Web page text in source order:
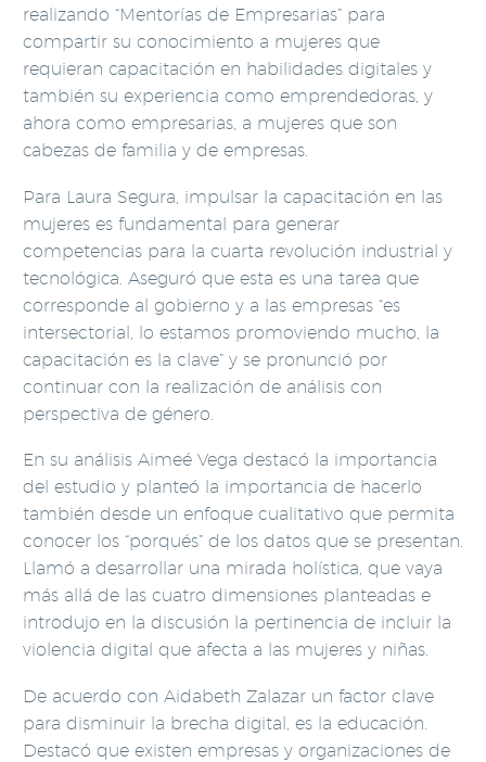
realizando “Mentorías de Empresarias” para
compartir su conocimiento a mujeres que
requieran capacitación en habilidades digitales y
también su experiencia como emprendedoras, y
ahora como empresarias, a mujeres que son
cabezas de familia y de empresas.
Para Laura Segura, impulsar la capacitación en las
mujeres es fundamental para generar
competencias para la cuarta revolución industrial y
tecnológica. Aseguró que esta es una tarea que
corresponde al gobierno y a las empresas “es
intersectorial, lo estamos promoviendo mucho, la
capacitación es la clave” y se pronunció por
continuar con la realización de análisis con
perspectiva de género.
En su análisis Aimeé Vega destacó la importancia
del estudio y planteó la importancia de hacerlo
también desde un enfoque cualitativo que permita
conocer los “porqués” de los datos que se presentan.
Llamó a desarrollar una mirada holística, que vaya
más allá de las cuatro dimensiones planteadas e
introdujo en la discusión la pertinencia de incluir la
violencia digital que afecta a las mujeres y niñas.
De acuerdo con Aidabeth Zalazar un factor clave
para disminuir la brecha digital, es la educación.
Destacó que existen empresas y organizaciones de